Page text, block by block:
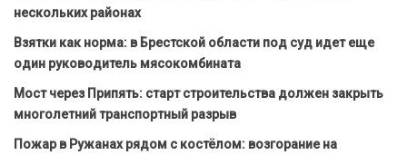
нескольких районах
Взятки как норма: в Брестской области под суд идет еще
один руководитель мясокомбината
Мост через Припять: старт строительства должен закрыть
многолетний транспортный разрыв
Пожар в Ружанах рядом с костёлом: возгорание на